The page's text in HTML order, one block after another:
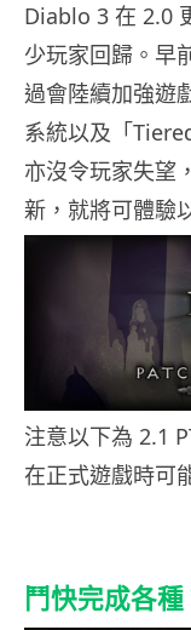
Diablo 3 在 2.0
少玩家回歸。早
過會陸續加強遊
系統以及「
亦沒令玩家失望
新，就將可體驗
注意以下為 2.1
在正式遊戲時可
鬥快完成各種